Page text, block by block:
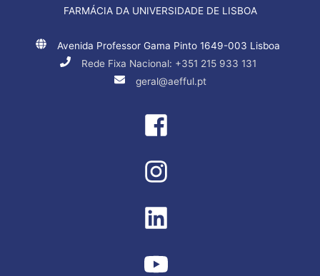
FARMÁCIA DA UNIVERSIDADE DE LISBOA
Avenida Professor Gama Pinto 1649-003 Lisboa
Rede Fixa Nacional: +351 215 933 131
geral@aefful.pt